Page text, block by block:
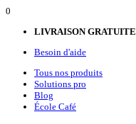
0
LIVRAISON GRATUITE
Besoin d'aide
Tous nos produits
Solutions pro
Blog
École Café